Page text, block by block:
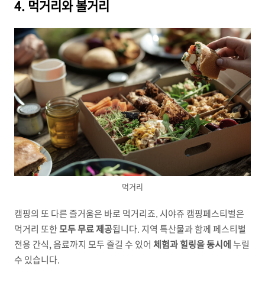
4. 먹거리와 볼거리
먹거리
캠핑의 또 다른 즐거움은 바로 먹거리죠. 시야쥬 캠핑페스티벌은
먹거리 또한모두 무료 제공됩니다. 지역 특산물과 함께 페스티벌
전용 간식, 음료까지 모두 즐길 수 있어 체험과 힐링을 동시에 누릴
수 있습니다.